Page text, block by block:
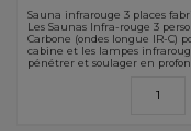
Sauna infrarouge 3 places
Les Saunas Infra-rouge 3
Carbone (ondes longue IR-C)
cabine et les lampes
pénétrer et soulager en